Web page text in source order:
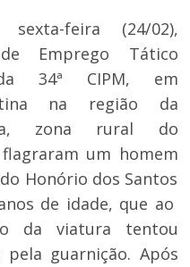
feira (24/02),
Emprego Tático
34ª CIPM, em
na região da
zona rural do
um homem
Honório dos Santos
de idade, que ao
da viatura tentou
guarnição. Após